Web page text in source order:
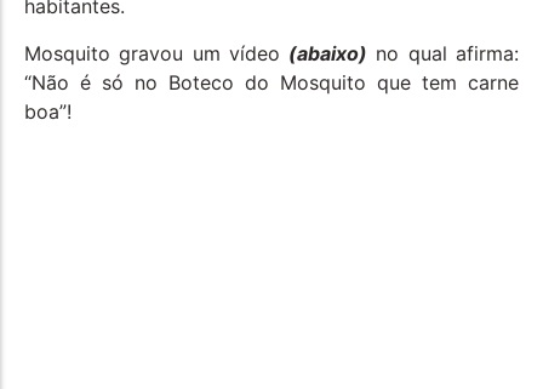
habitantes.
Mosquito gravou um vídeo (abaixo) no qual afirma:
“Não é só no Boteco do Mosquito que tem carne
boa”!